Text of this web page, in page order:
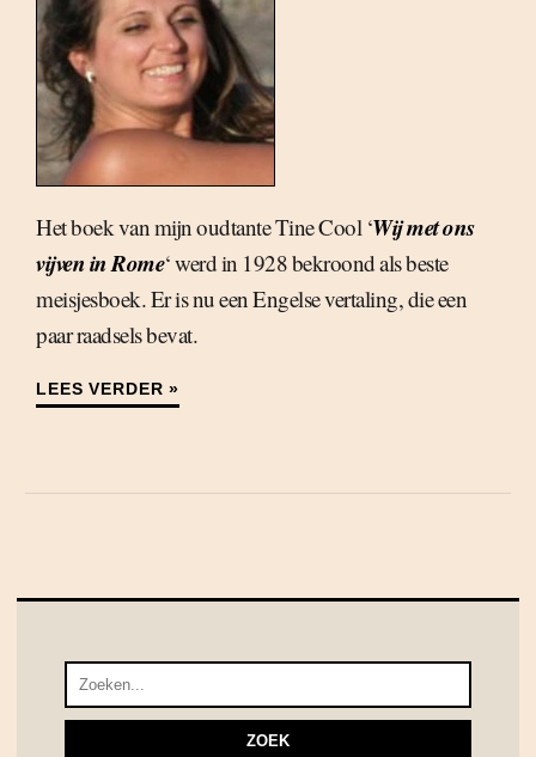
Het boek van mijn oudtante Tine Cool ‘Wij met ons
vijven in Rome‘ werd in 1928 bekroond als beste
meisjesboek. Er is nu een Engelse vertaling, die een
paar raadsels bevat.
LEES VERDER »